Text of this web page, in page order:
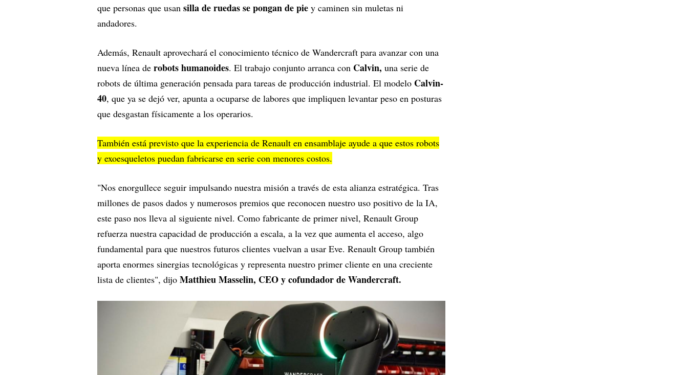
que personas que usan silla de ruedas se pongan de pie y caminen sin muletas ni
andadores.
Además, Renault aprovechará el conocimiento técnico de Wandercraft para avanzar con una
nueva línea de robots humanoides. El trabajo conjunto arranca con Calvin, una serie de
robots de última generación pensada para tareas de producción industrial. El modelo Calvin-
40, que ya se dejó ver, apunta a ocuparse de labores que impliquen levantar peso en posturas
que desgastan físicamente a los operarios.
También está previsto que la experiencia de Renault en ensamblaje ayude a que estos robots
y exoesqueletos puedan fabricarse en serie con menores costos.
"Nos enorgullece seguir impulsando nuestra misión a través de esta alianza estratégica. Tras
millones de pasos dados y numerosos premios que reconocen nuestro uso positivo de la IA,
este paso nos lleva al siguiente nivel. Como fabricante de primer nivel, Renault Group
refuerza nuestra capacidad de producción a escala, a la vez que aumenta el acceso, algo
fundamental para que nuestros futuros clientes vuelvan a usar Eve. Renault Group también
aporta enormes sinergias tecnológicas y representa nuestro primer cliente en una creciente
lista de clientes", dijo Matthieu Masselin, CEO y cofundador de Wandercraft.